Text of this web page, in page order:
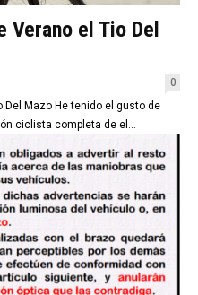
Verano el Tio Del
0
Del Mazo He tenido el gusto de
ciclista completa de el...